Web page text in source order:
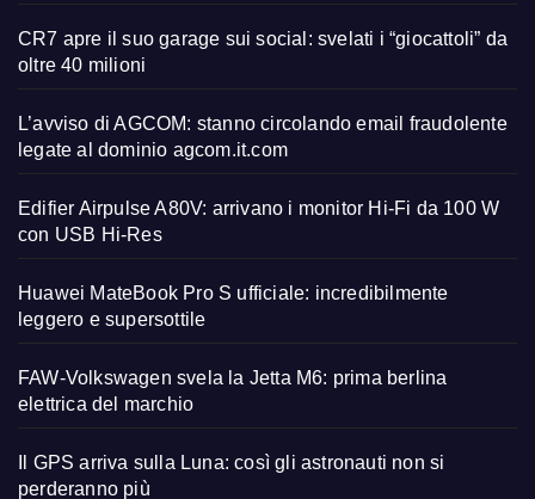
CR7 apre il suo garage sui social: svelati i “giocattoli” da
oltre 40 milioni
L’avviso di AGCOM: stanno circolando email fraudolente
legate al dominio agcom.it.com
Edifier Airpulse A80V: arrivano i monitor Hi-Fi da 100 W
con USB Hi-Res
Huawei MateBook Pro S ufficiale: incredibilmente
leggero e supersottile
FAW-Volkswagen svela la Jetta M6: prima berlina
elettrica del marchio
Il GPS arriva sulla Luna: così gli astronauti non si
perderanno più